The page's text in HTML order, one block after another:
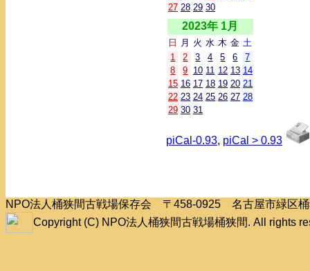
27 28 29 30
2023年 1月
日 月 火 水 木 金 土
1
2 3 4 5 6
7
8
9 10 11 12 13 14
15 16 17 18 19 20 21
22 23 24 25 26 27 28
29 30 31
piCal-0.93, piCal > 0.93
NPO法人桶狭間古戦場保存会 〒458-0925 名古屋市緑区
Copyright (C) NPO法人桶狭間古戦場桶狭間. All rights